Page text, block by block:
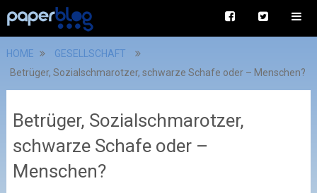
HOME
GESELLSCHAFT
Betrüger, Sozialschmarotzer, schwarze Schafe oder – Menschen?
Betrüger, Sozialschmarotzer,
schwarze Schafe oder –
Menschen?